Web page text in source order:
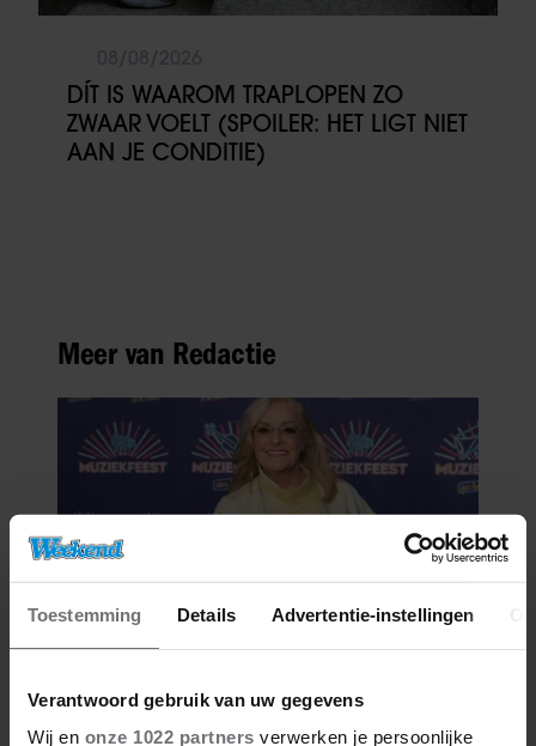
Toestemming Details Advertentie-instellingen
Verantwoord gebruik van uw gegevens
Wij en onze 1022 partners verwerken je persoonlijke
DÍT IS WAAROM TRAPLOPEN ZO
ZWAAR VOELT (SPOILER: HET LIGT NIET
AAN JE CONDITIE)
Meer van Redactie
CORRY KONINGS GUL VOOR
GEZIN: ‘MEER VOOR OVER DAN